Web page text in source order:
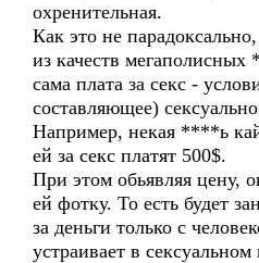
охренительная.
Как это не
из качеств
сама плата за секс -
составляющее)
Например, некая ****ь
ей за секс платят 500$.
При этом обьявляя цену,
ей фотку. То есть будет
за деньги только с
устраивает в сексуальном